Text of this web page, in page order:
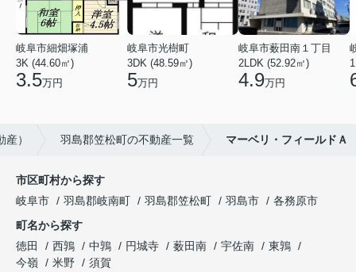
岐阜市細畑塚浦
3K (44.60㎡)
3.5万円
岐阜市光樹町
3DK (48.59㎡)
5万円
岐阜市薮田南１丁目
2LDK (52.92㎡)
4.9万円
） 羽島郡笠松町の不動産一覧 マーベリ・フィールドＡ
市区町村から探す
岐阜市
羽島郡岐南町 羽島郡笠松町 羽島市
各務原市
町名から探す
徳田
西鶉 中鶉 円城寺 薮田南 宇佐南
東鶉
今嶺
米野
須賀